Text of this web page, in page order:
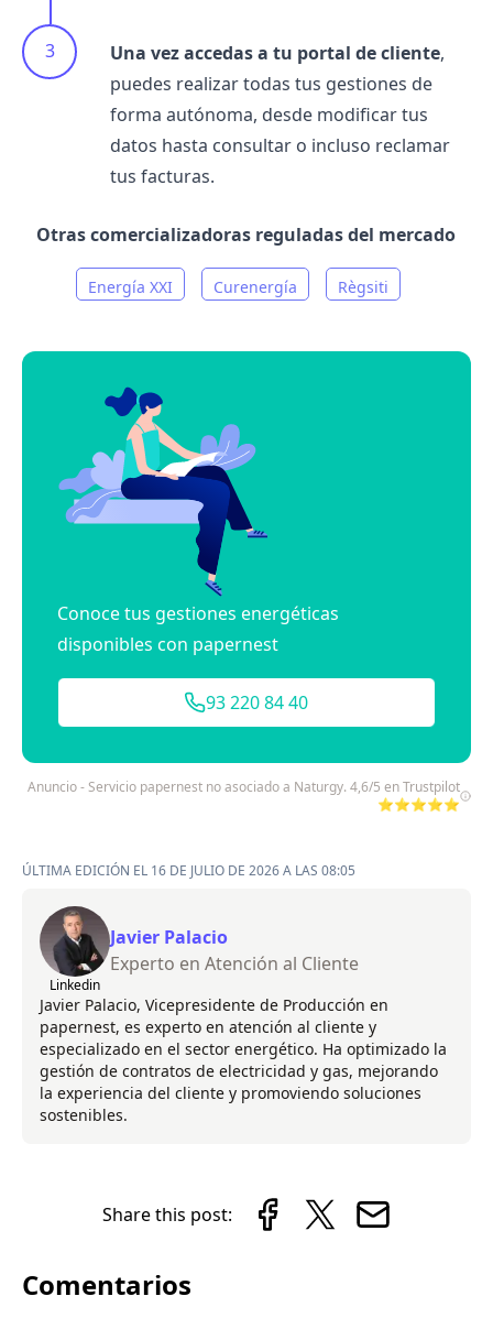
Una vez accedas a tu portal de cliente,
puedes realizar todas tus gestiones de
forma autónoma, desde modificar tus
datos hasta consultar o incluso reclamar
tus facturas.
Otras comercializadoras reguladas del mercado
Energía XXI Curenergía Règsiti
Conoce tus gestiones energéticas
disponibles con papernest
93 220 84 40
Anuncio - Servicio papernest no asociado a Naturgy. 4,6/5 en Trustpilot
⭐⭐⭐⭐⭐
ÚLTIMA EDICIÓN EL 16 DE JULIO DE 2026 A LAS 08:05
Linkedin
Javier Palacio
Experto en Atención al Cliente
Javier Palacio, Vicepresidente de Producción en
papernest, es experto en atención al cliente y
especializado en el sector energético. Ha optimizado la
gestión de contratos de electricidad y gas, mejorando
la experiencia del cliente y promoviendo soluciones
sostenibles.
Share this post:
Comentarios